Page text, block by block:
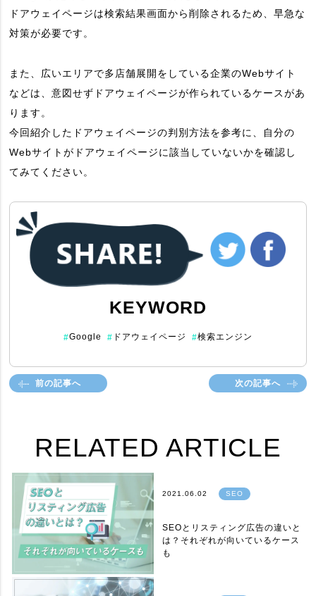
ドアウェイページは検索結果画面から削除されるため、早急な
対策が必要です。
また、広いエリアで多店舗展開をしている企業のWebサイト
などは、意図せずドアウェイページが作られているケースがあ
ります。
今回紹介したドアウェイページの判別方法を参考に、自分の
Webサイトがドアウェイページに該当していないかを確認し
てみてください。
KEYWORD
#Google # ドアウェイページ #検索エンジン
前の記事へ 次の記事へ
RELATED ARTICLE
2021.06.02 SEO
SEOとリスティング広告の違いと
は？それぞれが向いているケース
も